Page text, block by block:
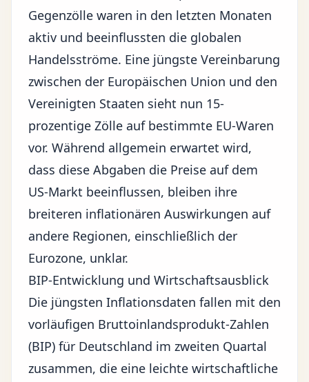
Gegenzölle waren in den letzten Monaten
aktiv und beeinflussten die globalen
Handelsströme. Eine jüngste Vereinbarung
zwischen der Europäischen Union und den
Vereinigten Staaten sieht nun 15-
prozentige Zölle auf bestimmte EU-Waren
vor. Während allgemein erwartet wird,
dass diese Abgaben die Preise auf dem
US-Markt beeinflussen, bleiben ihre
breiteren inflationären Auswirkungen auf
andere Regionen, einschließlich der
Eurozone, unklar.
BIP-Entwicklung und Wirtschaftsausblick
Die jüngsten Inflationsdaten fallen mit den
vorläufigen Bruttoinlandsprodukt-Zahlen
(BIP) für Deutschland im zweiten Quartal
zusammen, die eine leichte wirtschaftliche